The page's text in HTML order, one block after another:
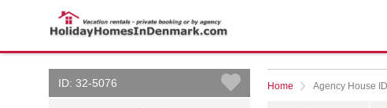
Home Agency House
ID: 32-5076